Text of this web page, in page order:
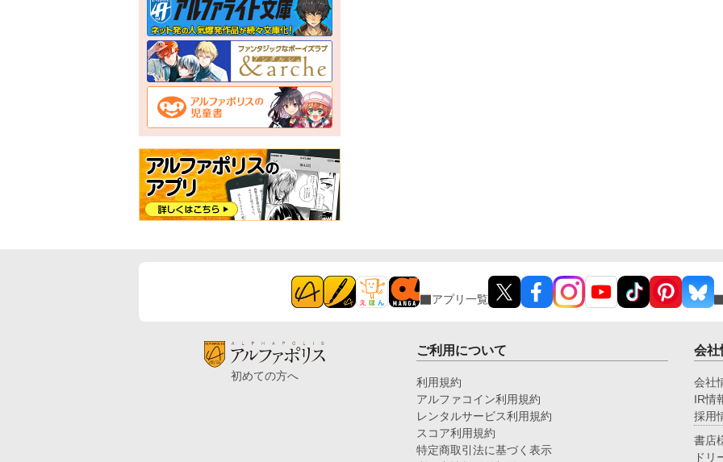
アプリ一覧
初めての方へ
ご利用について
利用規約
アルファコイン利用規約
レンタルサービス利用規約
スコア利用規約
特定商取引法に基づく表示
会社
会社
IR情
採用
書店
ドリ